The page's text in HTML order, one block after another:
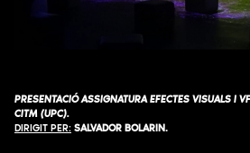
PRESENTACIÓ ASSIGNATURA EFECTES VISUALS I
CITM (UPC).
DIRIGIT PER: SALVADOR BOLARIN.